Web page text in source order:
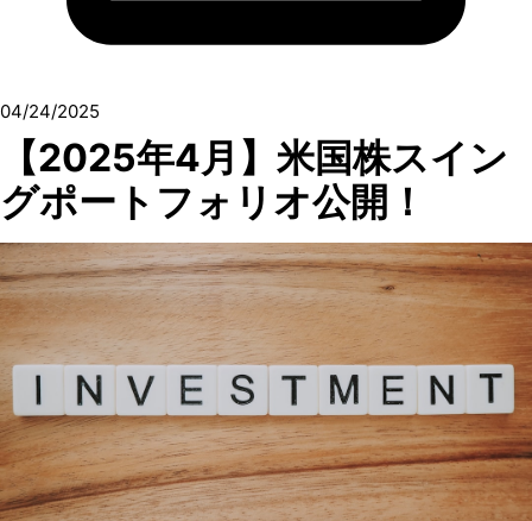
04/24/2025
【2025年4月】米国株スイン
グポートフォリオ公開！